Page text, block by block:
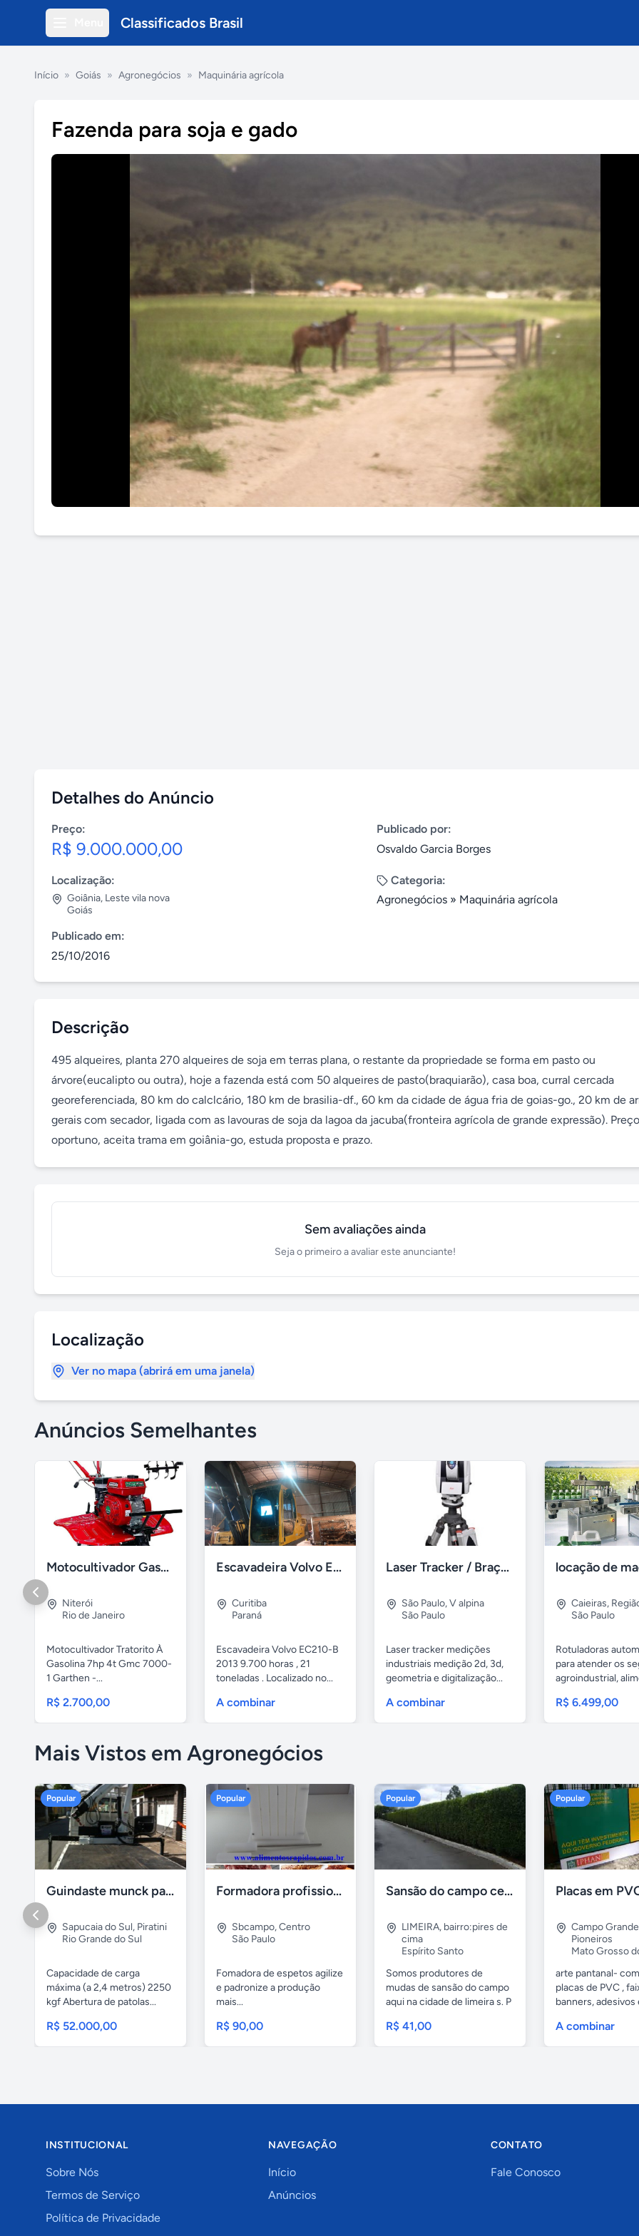
Classificados Brasil
Início » Goiás » Agronegócios » Maquinária agrícola
Fazenda para soja e gado
Detalhes do Anúncio
Preço:
R$ 9.000.000,00
Publicado por:
Osvaldo Garcia Borges
Localização:
Goiânia, Leste vila nova
Goiás
Categoria:
Agronegócios » Maquinária agrícola
Publicado em:
25/10/2016
Descrição
495 alqueires, planta 270 alqueires de soja em terras plana, o restante da propriedade se forma em pasto ou
árvore(eucalipto ou outra), hoje a fazenda está com 50 alqueires de pasto(braquiarão), casa boa, curral cercada
georeferenciada, 80 km do calclcário, 180 km de brasilia-df., 60 km da cidade de água fria de goias-go., 20 km de
gerais com secador, ligada com as lavouras de soja da lagoa da jacuba(fronteira agrícola de grande expressão). Preço
oportuno, aceita trama em goiânia-go, estuda proposta e prazo.
Sem avaliações ainda
Seja o primeiro a avaliar este anunciante!
Localização
Ver no mapa (abrirá em uma janela)
Anúncios Semelhantes
Motocultivador Gasolina 7hp 4t Gmc 7000-1 Garthen.
Niterói
Rio de Janeiro
Motocultivador Tratorito À
Gasolina 7hp 4t Gmc 7000-
1 Garthen -...
R$ 2.700,00
Escavadeira Volvo EC210-B 2013
Curitiba
Paraná
Escavadeira Volvo EC210-B
2013 9.700 horas , 21
toneladas . Localizado no...
A combinar
Laser Tracker / Braço Faro Medições 2D / 3D Locação
São Paulo,V alpina
São Paulo
Laser tracker medições
industriais medição 2d, 3d,
geometria e digitalização...
A combinar
Caieiras,
São Paulo
Rotuladoras
para atender os
agroindustrial,
R$ 6.499,00
Mais Vistos em Agronegócios
Popular
Guindaste munck para 2 toneladas
Sapucaia do Sul, Piratini
Rio Grande do Sul
Capacidade de carga
máxima (a 2,4 metros) 2250
kgf Abertura de patolas...
R$ 52.000,00
Popular
Formadora profissional carne
Sbcampo,Centro
São Paulo
Fomadora de espetos agilize
e padronize a produção
mais...
R$ 90,00
Popular
Sansão do campo cerca viva por 0,65 á muda
LIMEIRA, bairro:pires de
cima
Espírito Santo
Somos produtores de
mudas de sansão do campo
aqui na cidade de limeira s. P
R$ 41,00
Popular
Campo Grande
Pioneiros
Mato Grosso
arte pantanal-
placas de PVC ,
banners, adesivos
A combinar
INSTITUCIONAL
Sobre Nós
Termos de Serviço
Política de Privacidade
NAVEGAÇÃO
Início
Anúncios
CONTATO
Fale Conosco